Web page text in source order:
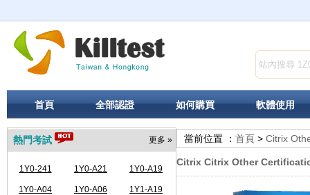
首頁 全部認證 如何購買 軟體使用
更多 »
熱門考試
1Y0-241 1Y0-A21 1Y0-A19
1Y0-A04 1Y0-A06 1Y1-A19
當前位置 ： 首頁 > Citrix
Citrix Citrix Other